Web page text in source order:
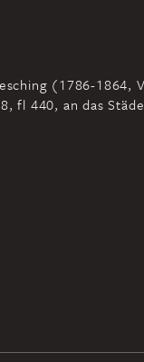
(1786-1864,
fl 440, an das